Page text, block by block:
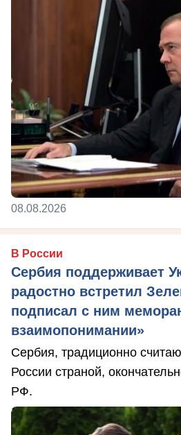
08.08.2026
В России
Сербия поддерживает
радостно встретил
подписал с ним
взаимопонимании»
Сербия, традиционно
России страной,
РФ.